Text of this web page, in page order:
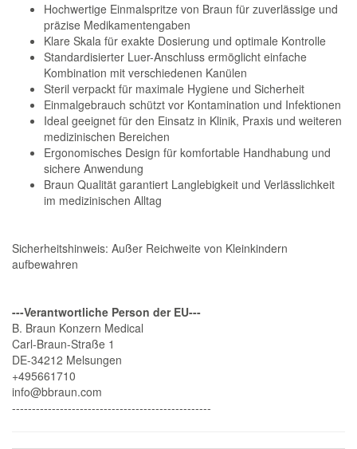
Hochwertige Einmalspritze von Braun für zuverlässige und
präzise Medikamentengaben
Klare Skala für exakte Dosierung und optimale Kontrolle
Standardisierter Luer-Anschluss ermöglicht einfache
Kombination mit verschiedenen Kanülen
Steril verpackt für maximale Hygiene und Sicherheit
Einmalgebrauch schützt vor Kontamination und Infektionen
Ideal geeignet für den Einsatz in Klinik, Praxis und weiteren
medizinischen Bereichen
Ergonomisches Design für komfortable Handhabung und
sichere Anwendung
Braun Qualität garantiert Langlebigkeit und Verlässlichkeit
im medizinischen Alltag
Sicherheitshinweis: Außer Reichweite von Kleinkindern
aufbewahren
---Verantwortliche Person der EU---
B. Braun Konzern Medical
Carl-Braun-Straße 1
DE-34212 Melsungen
+495661710
info@bbraun.com
--------------------------------------------------